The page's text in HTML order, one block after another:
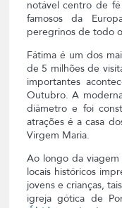
notável centro de
famosos da
peregrinos de todo
Fátima é um dos
de 5 milhões de
importantes
Outubro. A
diâmetro e foi
atrações é a casa
Virgem Maria.
Ao longo da
locais históricos
jovens e crianças,
igreja gótica de